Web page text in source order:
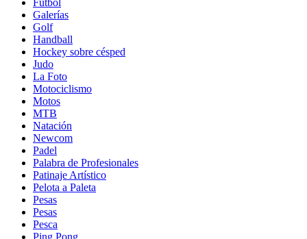
Fútbol
Galerías
Golf
Handball
Hockey sobre césped
Judo
La Foto
Motociclismo
Motos
MTB
Natación
Newcom
Padel
Palabra de Profesionales
Patinaje Artístico
Pelota a Paleta
Pesas
Pesas
Pesca